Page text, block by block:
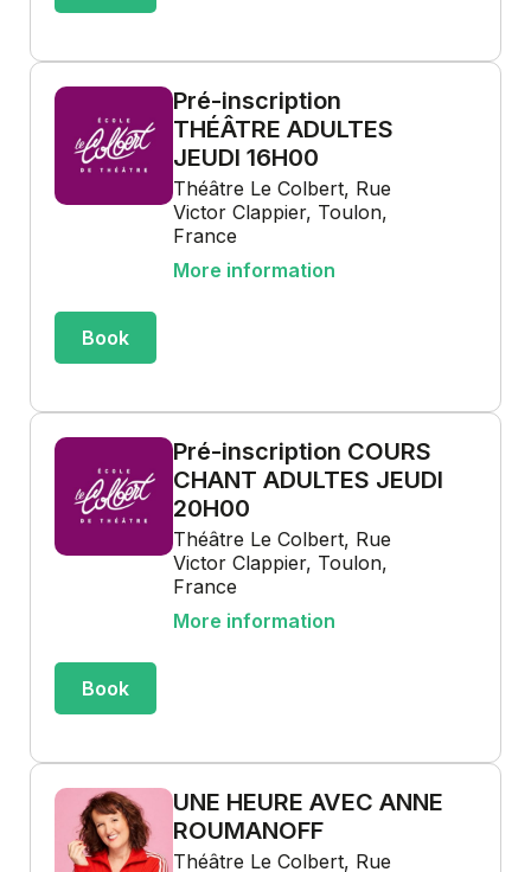
Pré-inscription
THÉÂTRE ADULTES
JEUDI 16H00
Théâtre Le Colbert, Rue
Victor Clappier, Toulon,
France
More information
Book
Pré-inscription COURS
CHANT ADULTES JEUDI
20H00
Théâtre Le Colbert, Rue
Victor Clappier, Toulon,
France
More information
Book
UNE HEURE AVEC ANNE
ROUMANOFF
Théâtre Le Colbert, Rue